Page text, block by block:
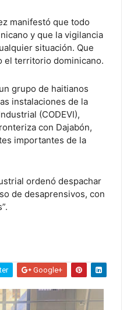
manifestó que todo
y que la vigilancia
situación. Que
el territorio dominicano.
grupo de haitianos
instalaciones de la
(CODEVI),
con Dajabón,
importantes de la
ordenó despachar
de desaprensivos, con
Google+